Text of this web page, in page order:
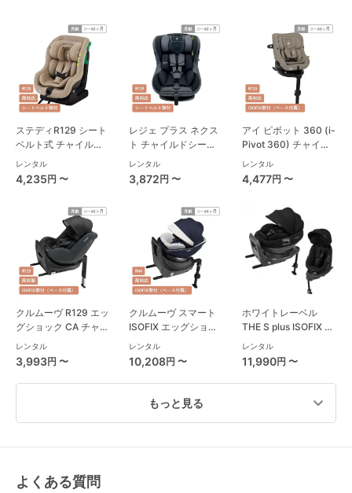
ステディR129 シート
ベルト式 チャイルド
シート ジョイー(joie)
レンタル
4,235円 〜
レジェ プラス ネクス
ト チャイルドシート
西松屋
レンタル
3,872円 〜
アイ ピボット 360 (i-
Pivot 360) チャイル
ドシート ジョイー
(joie)
レンタル
4,477円 〜
クルムーヴ R129 エッ
グショック CA チャイ
ルドシート コンビ
(Combi)
レンタル
3,993円 〜
クルムーヴ スマート
ISOFIX エッグショッ
ク JL-590 コンビ
(Combi) チャイルド
シート
レンタル
10,208円 〜
ホワイトレーベル
THE S plus ISOFIX エ
ッグショック ZC-750
チャイルドシート コ
ンビ(Combi)
レンタル
11,990円 〜
もっと見る
よくある質問